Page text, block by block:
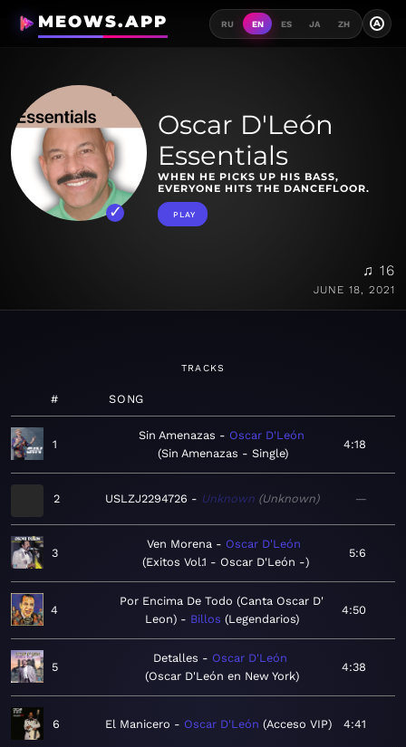
MEOWS.APP RU EN ES JA ZH A
Oscar D'León
Essentials
WHEN HE PICKS UP HIS BASS,
EVERYONE HITS THE DANCEFLOOR.
PLAY
♫ 16
JUNE 18, 2021
TRACKS
# SONG
1
Sin Amenazas
Oscar D'León
Sin Amenazas - Single
4:18
2 USLZJ2294726 Unknown Unknown —
3
Ven Morena
Oscar D'León
Exitos Vol.1 - Oscar D'León -
5:6
4
Por Encima De Todo (Canta Oscar D'
Leon)
Billos Legendarios
4:50
5
Detalles
Oscar D'León
Oscar D'León en New York
4:38
6 El Manicero Oscar D'León Acceso VIP 4:41